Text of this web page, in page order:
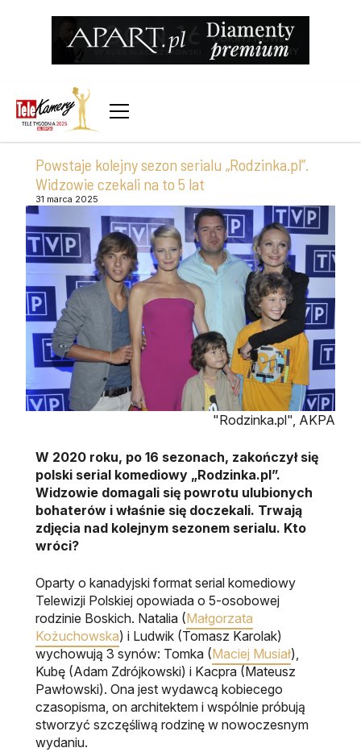
Powstaje kolejny sezon serialu „Rodzinka.pl”.
Widzowie czekali na to 5 lat
31 marca 2025
"Rodzinka.pl", AKPA
W 2020 roku, po 16 sezonach, zakończył się
polski serial komediowy „Rodzinka.pl”.
Widzowie domagali się powrotu ulubionych
bohaterów i właśnie się doczekali. Trwają
zdjęcia nad kolejnym sezonem serialu. Kto
wróci?
Oparty o kanadyjski format serial komediowy
Telewizji Polskiej opowiada o 5-osobowej
rodzinie Boskich. Natalia (Małgorzata
Kożuchowska) i Ludwik (Tomasz Karolak)
wychowują 3 synów: Tomka (Maciej Musiał),
Kubę (Adam Zdrójkowski) i Kacpra (Mateusz
Pawłowski). Ona jest wydawcą kobiecego
czasopisma, on architektem i wspólnie próbują
stworzyć szczęśliwą rodzinę w nowoczesnym
wydaniu.